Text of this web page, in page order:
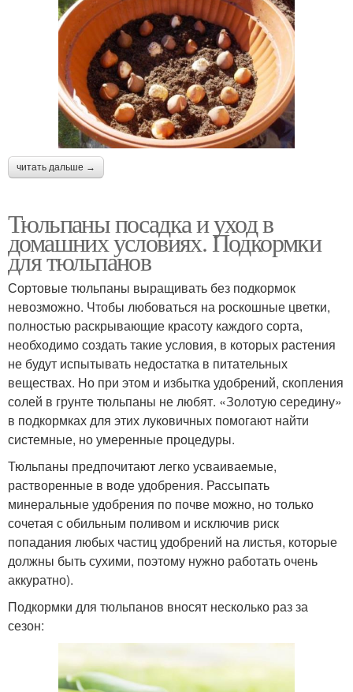
читать дальше →
Тюльпаны посадка и уход в
домашних условиях. Подкормки
для тюльпанов
Сортовые тюльпаны выращивать без подкормок
невозможно. Чтобы любоваться на роскошные цветки,
полностью раскрывающие красоту каждого сорта,
необходимо создать такие условия, в которых растения
не будут испытывать недостатка в питательных
веществах. Но при этом и избытка удобрений, скопления
солей в грунте тюльпаны не любят. «Золотую середину»
в подкормках для этих луковичных помогают найти
системные, но умеренные процедуры.
Тюльпаны предпочитают легко усваиваемые,
растворенные в воде удобрения. Рассыпать
минеральные удобрения по почве можно, но только
сочетая с обильным поливом и исключив риск
попадания любых частиц удобрений на листья, которые
должны быть сухими, поэтому нужно работать очень
аккуратно).
Подкормки для тюльпанов вносят несколько раз за
сезон: